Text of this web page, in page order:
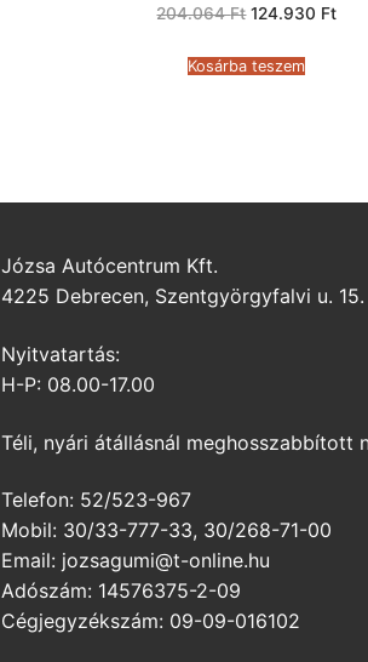
204.064Ft Original
204.064 Ft.
124.930 Ft
Kosárba teszem
Józsa Autócentrum Kft.
4225 Debrecen, Szentgyörgyfalvi u. 15.
Nyitvatartás:
H-P: 08.00-17.00
Téli, nyári átállásnál meghosszabbított
Telefon: 52/523-967
Mobil: 30/33-777-33, 30/268-71-00
Email: jozsagumi@t-online.hu
Adószám: 14576375-2-09
Cégjegyzékszám: 09-09-016102